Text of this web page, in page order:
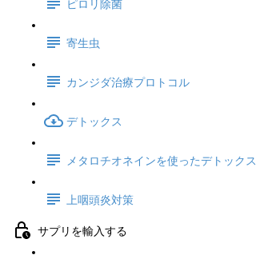
ピロリ除菌
寄生虫
カンジダ治療プロトコル
デトックス
メタロチオネインを使ったデトックス
上咽頭炎対策
サプリを輸入する